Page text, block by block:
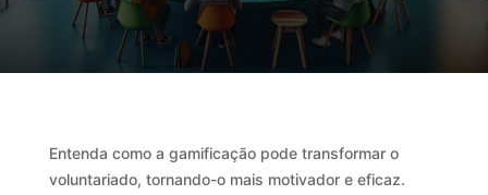
Entenda como a gamificação pode transformar o
voluntariado, tornando-o mais motivador e eficaz.